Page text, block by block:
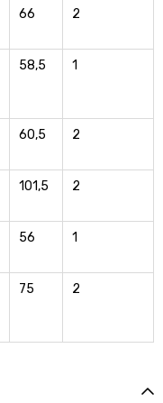
66 2
58,5 1
60,5 2
101,5 2
56 1
75 2